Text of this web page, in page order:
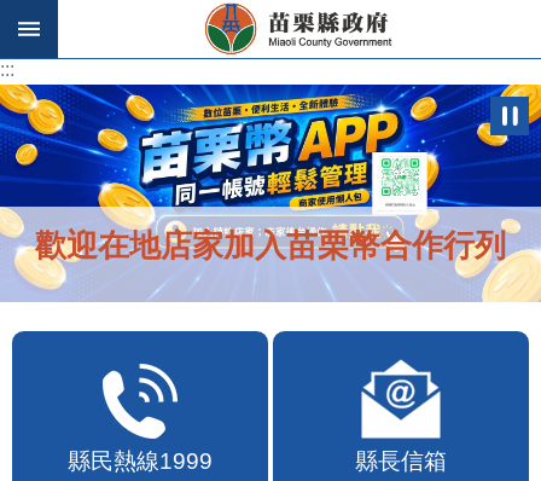
跳到主要內容區塊
:::
:::
歡迎在地店家加入苗栗幣合作行列
縣民熱線1999 縣長信箱